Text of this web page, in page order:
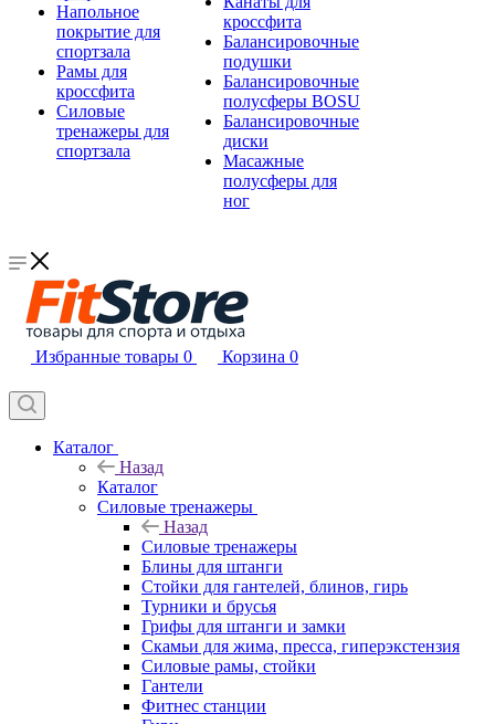
Напольное
покрытие для
спортзала
Рамы для
кроссфита
Силовые
тренажеры для
спортзала
кроссфита
Балансировочные
подушки
Балансировочные
полусферы BOSU
Балансировочные
диски
Масажные
полусферы для
ног
Избранные товары 0 Корзина 0
Каталог
Назад
Каталог
Силовые тренажеры
Назад
Силовые тренажеры
Блины для штанги
Стойки для гантелей, блинов, гирь
Турники и брусья
Грифы для штанги и замки
Скамьи для жима, пресса, гиперэкстензия
Силовые рамы, стойки
Гантели
Фитнес станции